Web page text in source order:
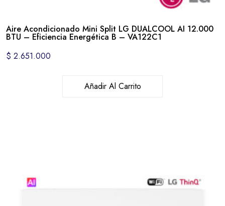
Aire Acondicionado Mini Split LG DUALCOOL AI 12.000
BTU – Eficiencia Energética B – VA122C1
$ 2.651.000
Añadir Al Carrito